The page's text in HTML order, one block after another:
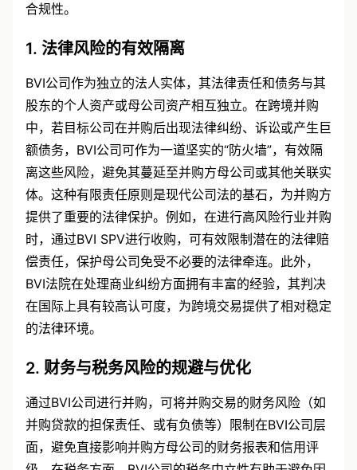
合规性。
1. 法律风险的有效隔离
BVI公司作为独立的法人实体，其法律责任和债务与其
股东的个人资产或母公司资产相互独立。在跨境并购
中，若目标公司在并购后出现法律纠纷、诉讼或产生巨
额债务，BVI公司可作为一道坚实的“防火墙”，有效隔
离这些风险，避免其蔓延至并购方母公司或其他关联实
体。这种有限责任原则是现代公司法的基石，为并购方
提供了重要的法律保护。例如，在进行高风险行业并购
时，通过BVI SPV进行收购，可有效限制潜在的法律赔
偿责任，保护母公司免受不必要的法律牵连。此外，
BVI法院在处理商业纠纷方面拥有丰富的经验，其判决
在国际上具有较高认可度，为跨境交易提供了相对稳定
的法律环境。
2. 财务与税务风险的规避与优化
通过BVI公司进行并购，可将并购交易的财务风险（如
并购贷款的担保责任、或有负债等）限制在BVI公司层
面，避免直接影响并购方母公司的财务报表和信用评